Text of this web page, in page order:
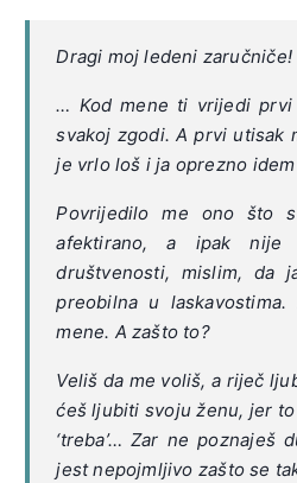
Dragi moj ledeni zaručniče!
… Kod mene ti vrijedi
svakoj zgodi. A prvi utisak
je vrlo loš i ja oprezno
Povrijedilo me ono što
afektirano, a ipak
društvenosti, mislim, da
preobilna u
mene. A zašto to?
Veliš da me voliš, a riječ
ćeš ljubiti svoju ženu, jer to
‘treba’… Zar ne poznaješ
jest nepojmljivo zašto se